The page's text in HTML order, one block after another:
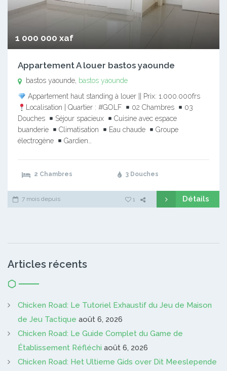
1 000 000 xaf
Appartement A louer bastos yaounde
bastos yaounde, bastos yaounde
Appartement haut standing à louer || Prix: 1.000.000frs
Localisation | Quartier : #GOLF
02 Chambres
03
Douches
Séjour spacieux
Cuisine avec espace
buanderie
Climatisation Eau chaude
Groupe
électrogène
Gardien…
2 Chambres 3 Douches
7 mois depuis 1 Détails
Articles récents
Chicken Road: Le Tutoriel Exhaustif du Jeu de Maison
de Jeu Tactique août 6, 2026
Chicken Road: Le Guide Complet du Game de
Établissement Réfléchi août 6, 2026
Chicken Road: Het Ultieme Gids over Dit Meeslepende